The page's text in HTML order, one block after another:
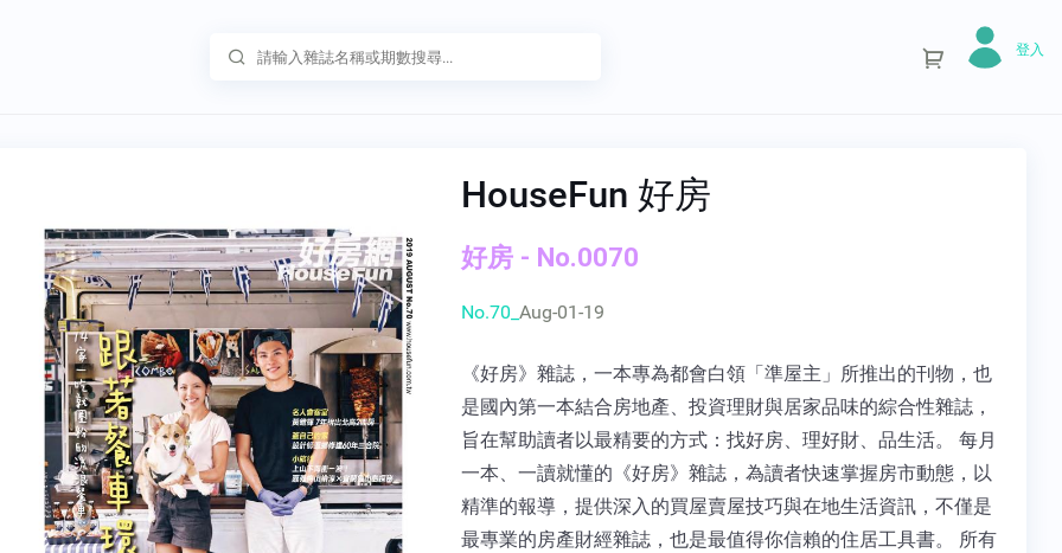
登入
HouseFun 好房
好房 - No.0070
No.70_ Aug-01-19
《好房》雜誌，一本專為都會白領「準屋主」所推出的刊物，也
是國內第一本結合房地產、投資理財與居家品味的綜合性雜誌，
旨在幫助讀者以最精要的方式：找好房、理好財、品生活。 每月
一本、一讀就懂的《好房》雜誌，為讀者快速掌握房市動態，以
精準的報導，提供深入的買屋賣屋技巧與在地生活資訊，不僅是
最專業的房產財經雜誌，也是最值得你信賴的住居工具書。 所有